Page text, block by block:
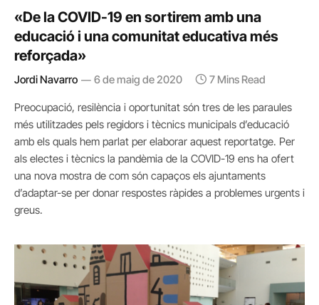
«De la COVID-19 en sortirem amb una
educació i una comunitat educativa més
reforçada»
Jordi Navarro 6 de maig de 2020 7 Mins Read
Preocupació, resilència i oportunitat són tres de les paraules
més utilitzades pels regidors i tècnics municipals d’educació
amb els quals hem parlat per elaborar aquest reportatge. Per
als electes i tècnics la pandèmia de la COVID-19 ens ha ofert
una nova mostra de com són capaços els ajuntaments
d’adaptar-se per donar respostes ràpides a problemes urgents i
greus.